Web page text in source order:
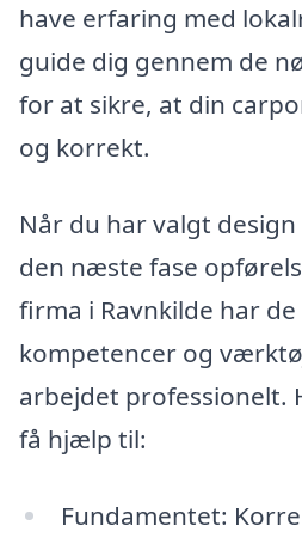
have erfaring med
guide dig gennem de
for at sikre, at din
og korrekt.
Når du har valgt
den næste fase
firma i Ravnkilde har
kompetencer og
arbejdet professionelt.
få hjælp til:
Fundamentet: